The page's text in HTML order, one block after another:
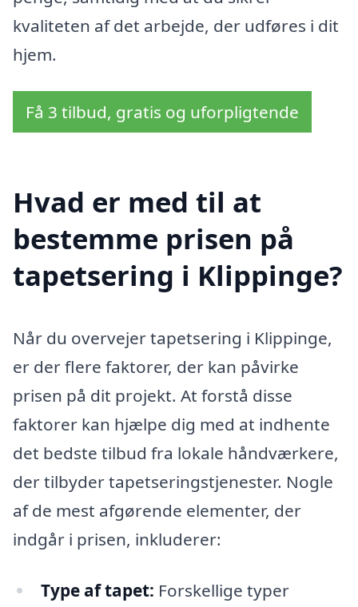
kvaliteten af det arbejde, der udføres i dit
hjem.
Få 3 tilbud, gratis og uforpligtende
Hvad er med til at
bestemme prisen på
tapetsering i Klippinge?
Når du overvejer tapetsering i Klippinge,
er der flere faktorer, der kan påvirke
prisen på dit projekt. At forstå disse
faktorer kan hjælpe dig med at indhente
det bedste tilbud fra lokale håndværkere,
der tilbyder tapetseringstjenester. Nogle
af de mest afgørende elementer, der
indgår i prisen, inkluderer:
Type af tapet: Forskellige typer